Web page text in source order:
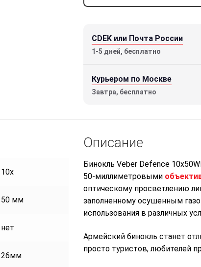
CDEK или Почта России
1-5 дней, бесплатно
Курьером по Москве
Завтра, бесплатно
10х
50 мм
нет
26мм
Описание
Бинокль Veber Defence
50-миллиметровыми
оптическому просветлению
заполненному осушенным
использования в различных
Армейский бинокль станет
просто туристов, любителей